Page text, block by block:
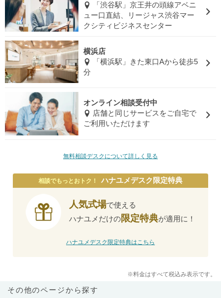
「渋谷駅」京王井の頭線アベニ
ュー口直結、リージャス渋谷マー
クシティビジネスセンター
横浜店
「横浜駅」きた東口Aから徒歩5
分
オンライン相談受付中
店舗と同じサービスをご自宅で
ご利用いただけます
無料相談デスクについて詳しく見る
相談でもっとおトク！ ハナユメデスク限定特典
人気式場で使える
ハナユメだけの限定特典が適用に！
ハナユメデスク限定特典はこちら
※料金はすべて税込み表示です。
その他のページから探す